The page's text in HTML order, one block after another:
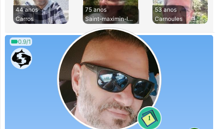
44 anos
Carros
75 anos
Saint-maximin-la-s
53 anos
Carnoules
0.9/1
1